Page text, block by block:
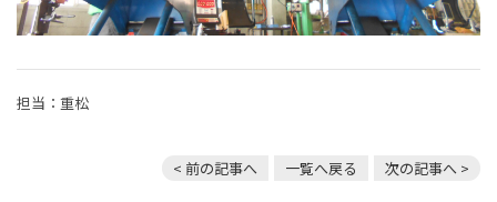
担当：重松
< 前の記事へ 一覧へ戻る 次の記事へ >